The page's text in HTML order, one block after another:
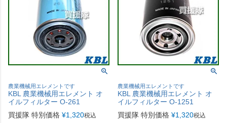
農業機械用エレメントです
KBL 農業機械用エレメント オ
イルフィルター O-261
買援隊 特別価格 ¥1,320税込
農業機械用エレメントです
KBL 農業機械用エレメント オ
イルフィルター O-1251
買援隊 特別価格 ¥1,320税込